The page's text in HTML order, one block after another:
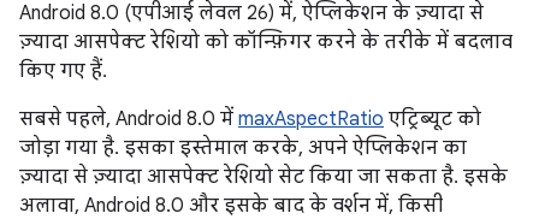
Android 8.0 (एपीआई लेवल 26) में, ऐप्लिकेशन के ज़्यादा से
ज़्यादा आसपेक्ट रेशियो को कॉन्फ़िगर करने के तरीके में बदलाव
किए गए हैं.
सबसे पहले, Android 8.0 में maxAspectRatio एट्रिब्यूट को
जोड़ा गया है. इसका इस्तेमाल करके, अपने ऐप्लिकेशन का
ज़्यादा से ज़्यादा आसपेक्ट रेशियो सेट किया जा सकता है. इसके
अलावा, Android 8.0 और इसके बाद के वर्शन में, किसी